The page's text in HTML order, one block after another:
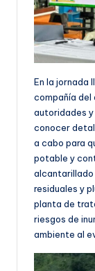
En la jornada
compañía del
autoridades y
conocer
a cabo para
potable y
alcantarillado
residuales y
planta de
riesgos de
ambiente al